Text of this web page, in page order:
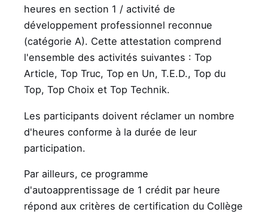
heures en section 1 / activité de
développement professionnel reconnue
(catégorie A). Cette attestation comprend
l'ensemble des activités suivantes : Top
Article, Top Truc, Top en Un, T.E.D., Top du
Top, Top Choix et Top Technik.
Les participants doivent réclamer un nombre
d'heures conforme à la durée de leur
participation.
Par ailleurs, ce programme
d'autoapprentissage de 1 crédit par heure
répond aux critères de certification du Collège